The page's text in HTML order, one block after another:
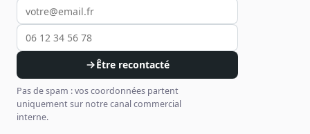
Être recontacté
Pas de spam : vos coordonnées partent
uniquement sur notre canal commercial
interne.